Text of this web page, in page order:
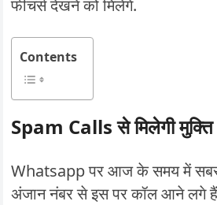
फीचर्स देखने को मिलेंगे.
Contents
Spam Calls से मिलेगी मुक्ति
Whatsapp पर आज के समय में सबसे
अंजान नंबर से इस पर कॉल आने लगे